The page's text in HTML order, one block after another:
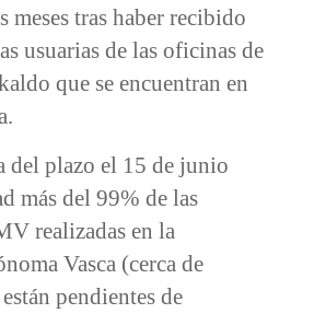
meses tras haber recibido
usuarias de las oficinas de
que se encuentran en
del plazo el 15 de junio
más del 99% de las
realizadas en la
Vasca (cerca de
pendientes de